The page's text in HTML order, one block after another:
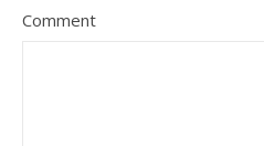
Comment